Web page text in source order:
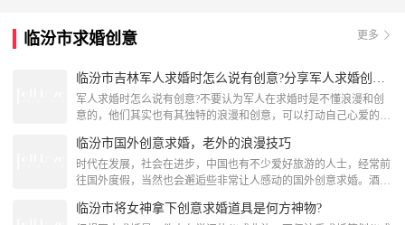
些比较适合求婚的餐厅呢?菜主题餐厅位于市黄浦区路353号，是一
临汾市求婚创意 更多
军人求婚时怎么说有创意?不要认为军人在求婚时是不懂浪漫和创
意的，他们其实也有其独特的浪漫和创意，可以打动自己心爱的女
看看军人的创意浪漫求婚告白。军人求婚创意词一、如果你愿意，
请不要对我存有怀疑，我保证以后一定会好好疼你，好好爱你，让
天地为鉴，时间为证，用我最真挚的爱，温暖你的一生，我们的相
临汾市国外创意求婚，老外的浪漫技巧
时代在发展，社会在进步，中国也有不少爱好旅游的人士，经常前
往国外度假，当然也会邂逅些非常让人感动的国外创意求婚。酒店
了上千人精心准备，他挽着女友的手走进的这家酒店，在酒店的入
临汾市将女神拿下创意求婚道具是何方神物?